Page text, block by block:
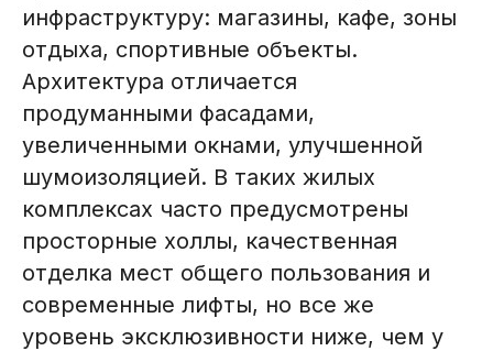
инфраструктуру: магазины, кафе, зоны
отдыха, спортивные объекты.
Архитектура отличается
продуманными фасадами,
увеличенными окнами, улучшенной
шумоизоляцией. В таких жилых
комплексах часто предусмотрены
просторные холлы, качественная
отделка мест общего пользования и
современные лифты, но все же
уровень эксклюзивности ниже, чем у